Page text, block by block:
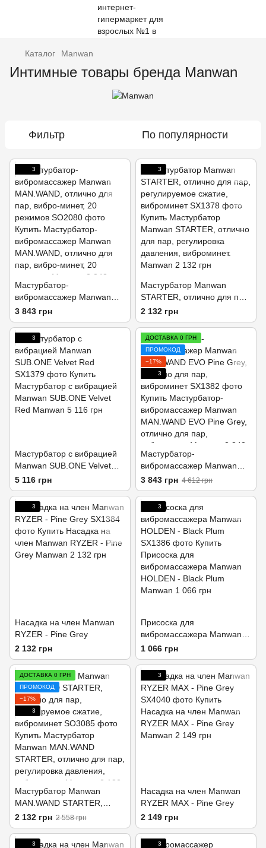
Каталог Manwan
Интимные товары бренда Manwan
Фильтр По популярности
3
Мастурбатор-
вибромассажер Manwan
MAN.WAND, отлично для
пар, вибро-минет, 20
режимов
3 843 грн
3
Мастурбатор Manwan
STARTER, отлично для пар,
регулируемое сжатие,
виброминет
2 132 грн
3
Мастурбатор с вибрацией
Manwan SUB.ONE Velvet
Red
5 116 грн
ДОСТАВКА 0 ГРН
ПРОМОКОД
−17%
3
Мастурбатор-
вибромассажер Manwan
MAN.WAND EVO Pine Grey,
отлично для пар,
виброминет
3 843 грн 4 612 грн
3
Насадка на член Manwan
RYZER - Pine Grey
2 132 грн
3
Присоска для
вибромассажера Manwan
HOLDEN - Black Plum
1 066 грн
ДОСТАВКА 0 ГРН
ПРОМОКОД
−17%
3
Мастурбатор Manwan
MAN.WAND STARTER,
отлично для пар,
регулируемое сжатие,
виброминет
2 132 грн 2 558 грн
3
Насадка на член Manwan
RYZER MAX - Pine Grey
2 149 грн
3 3